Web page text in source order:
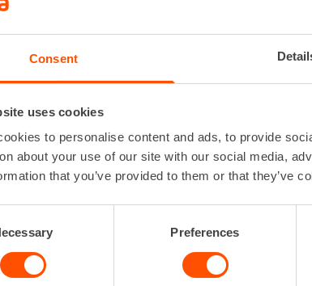
Consent
uses cookies
to personalise content and ads, to provide
about your use of our site with our social media,
that you’ve provided to them or that they’ve
Preferences
VUOKRAA